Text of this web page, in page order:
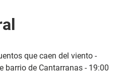
que caen del viento -
barrio de Cantarranas - 19:00